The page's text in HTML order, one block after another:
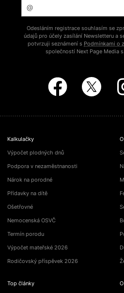
Odesláním registrace souhlasím se
údajů pro účely zasílání Newsletteru a
potvrzuji seznámení s Podmínkami o
společností Next Page Media
Kalkulačky
Výpočet plodných dnů
Podpora v nezaměstnanosti
Nárok na porodné
Přídavky na dítě
Ošetřovné
Nemocenská OSVČ
Termín porodu
Výpočet mateřské 2026
Rodičovský příspěvek 2026
Top články